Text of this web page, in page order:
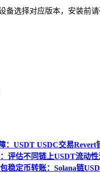
备选择对应版本，安装前
：USDT USDC交易Revert
评估不同链上USDT流动
稳定币转账：Solana链